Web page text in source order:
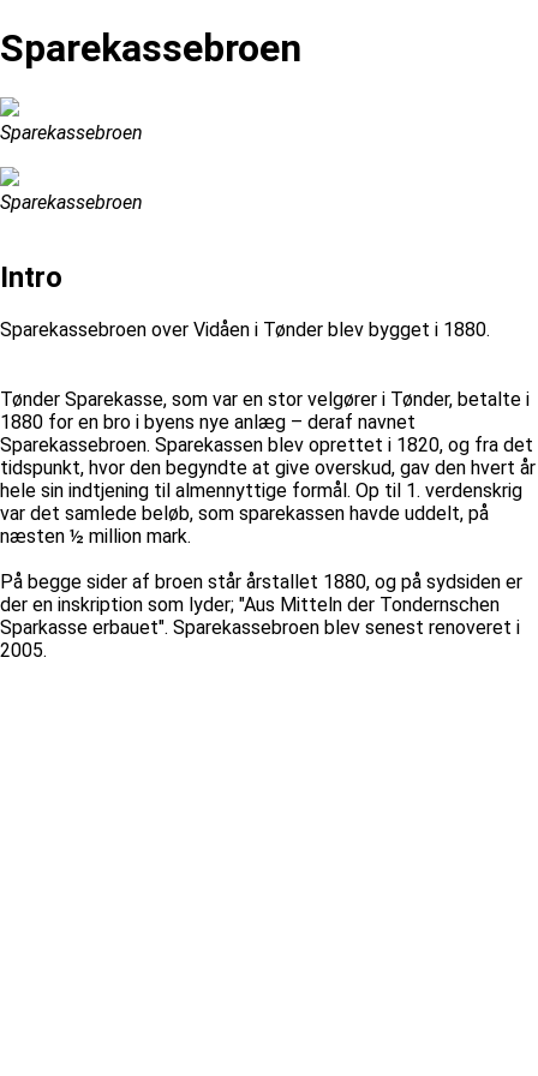
Sparekassebroen
Sparekassebroen
Sparekassebroen
Intro
Sparekassebroen over Vidåen i Tønder blev bygget i 1880.
Tønder Sparekasse, som var en stor velgører i Tønder, betalte i
1880 for en bro i byens nye anlæg – deraf navnet
Sparekassebroen. Sparekassen blev oprettet i 1820, og fra det
tidspunkt, hvor den begyndte at give overskud, gav den hvert år
hele sin indtjening til almennyttige formål. Op til 1. verdenskrig
var det samlede beløb, som sparekassen havde uddelt, på
næsten ½ million mark.
På begge sider af broen står årstallet 1880, og på sydsiden er
der en inskription som lyder; "Aus Mitteln der Tondernschen
Sparkasse erbauet". Sparekassebroen blev senest renoveret i
2005.